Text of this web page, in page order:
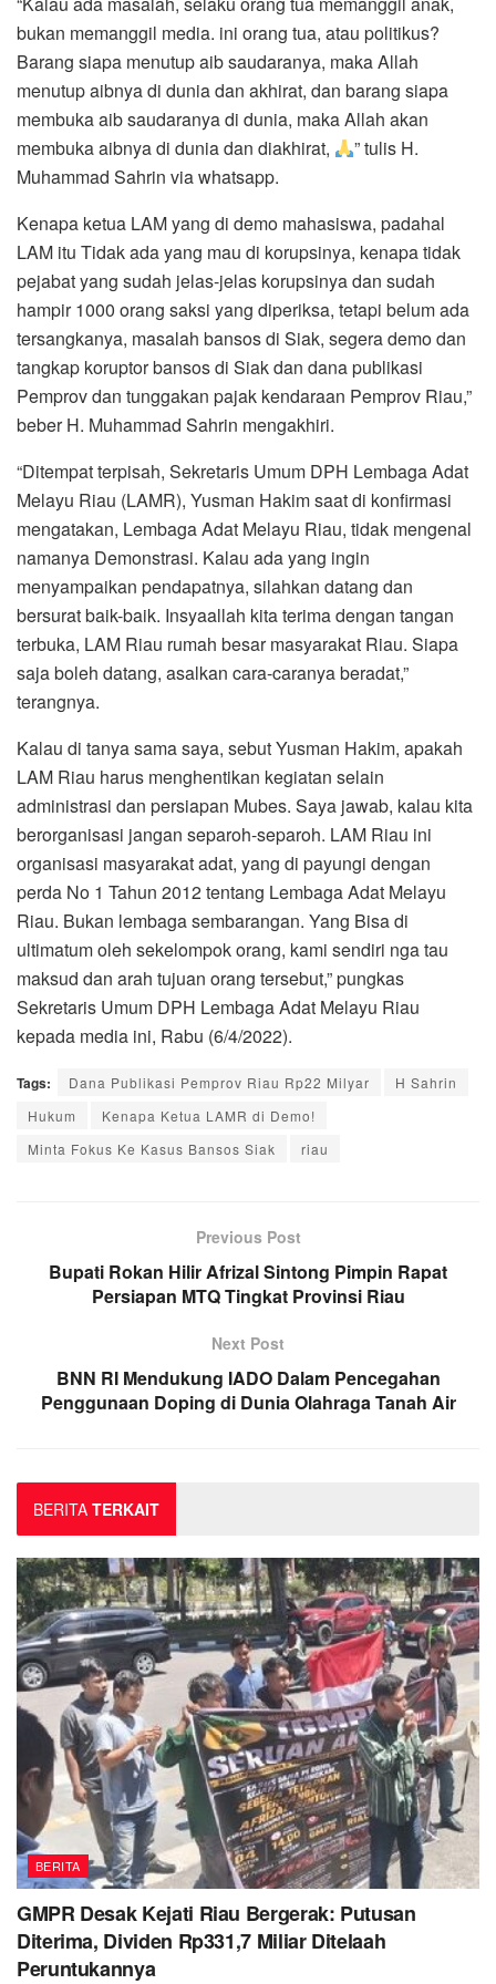
bukan memanggil media. ini orang tua, atau politikus?
Barang siapa menutup aib saudaranya, maka Allah
menutup aibnya di dunia dan akhirat, dan barang siapa
membuka aib saudaranya di dunia, maka Allah akan
membuka aibnya di dunia dan diakhirat,
” tulis H.
Muhammad Sahrin via whatsapp.
Kenapa ketua LAM yang di demo mahasiswa, padahal
LAM itu Tidak ada yang mau di korupsinya, kenapa tidak
pejabat yang sudah jelas-jelas korupsinya dan sudah
hampir 1000 orang saksi yang diperiksa, tetapi belum ada
tersangkanya, masalah bansos di Siak, segera demo dan
tangkap koruptor bansos di Siak dan dana publikasi
Pemprov dan tunggakan pajak kendaraan Pemprov Riau,”
beber H. Muhammad Sahrin mengakhiri.
“Ditempat terpisah, Sekretaris Umum DPH Lembaga Adat
Melayu Riau (LAMR), Yusman Hakim saat di konfirmasi
mengatakan, Lembaga Adat Melayu Riau, tidak mengenal
namanya Demonstrasi. Kalau ada yang ingin
menyampaikan pendapatnya, silahkan datang dan
bersurat baik-baik. Insyaallah kita terima dengan tangan
terbuka, LAM Riau rumah besar masyarakat Riau. Siapa
saja boleh datang, asalkan cara-caranya beradat,”
terangnya.
Kalau di tanya sama saya, sebut Yusman Hakim, apakah
LAM Riau harus menghentikan kegiatan selain
administrasi dan persiapan Mubes. Saya jawab, kalau kita
berorganisasi jangan separoh-separoh. LAM Riau ini
organisasi masyarakat adat, yang di payungi dengan
perda No 1 Tahun 2012 tentang Lembaga Adat Melayu
Riau. Bukan lembaga sembarangan. Yang Bisa di
ultimatum oleh sekelompok orang, kami sendiri nga tau
maksud dan arah tujuan orang tersebut,” pungkas
Sekretaris Umum DPH Lembaga Adat Melayu Riau
kepada media ini, Rabu (6/4/2022).
Tags: Dana Publikasi Pemprov Riau Rp22 Milyar
H Sahrin
Hukum
Kenapa Ketua LAMR di Demo!
Minta Fokus Ke Kasus Bansos Siak
riau
Previous Post
Bupati Rokan Hilir Afrizal Sintong Pimpin Rapat
Persiapan MTQ Tingkat Provinsi Riau
Next Post
BNN RI Mendukung IADO Dalam Pencegahan
Penggunaan Doping di Dunia Olahraga Tanah Air
BERITA TERKAIT
BERITA
GMPR Desak Kejati Riau Bergerak: Putusan
Diterima, Dividen Rp331,7 Miliar Ditelaah
Peruntukannya